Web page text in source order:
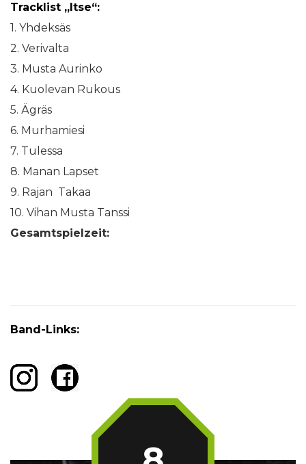
Tracklist „Itse“:
1. Yhdeksäs
2. Verivalta
3. Musta Aurinko
4. Kuolevan Rukous
5. Ägräs
6. Murhamiesi
7. Tulessa
8. Manan Lapset
9. Rajan Takaa
10. Vihan Musta Tanssi
Gesamtspielzeit:
Band-Links: